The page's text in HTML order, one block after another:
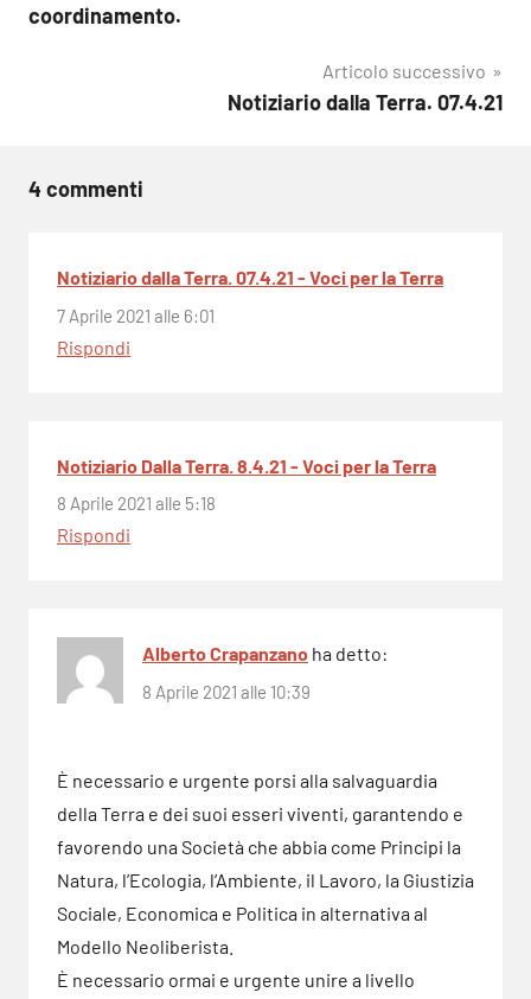
coordinamento.
Articolo successivo
Notiziario dalla Terra. 07.4.21
4 commenti
Notiziario dalla Terra. 07.4.21 - Voci per la Terra
7 Aprile 2021 alle 6:01
Rispondi
Notiziario Dalla Terra. 8.4.21 - Voci per la Terra
8 Aprile 2021 alle 5:18
Rispondi
Alberto Crapanzano ha detto:
8 Aprile 2021 alle 10:39
È necessario e urgente porsi alla salvaguardia
della Terra e dei suoi esseri viventi, garantendo e
favorendo una Società che abbia come Principi la
Natura, l’Ecologia, l’Ambiente, il Lavoro, la Giustizia
Sociale, Economica e Politica in alternativa al
Modello Neoliberista.
È necessario ormai e urgente unire a livello